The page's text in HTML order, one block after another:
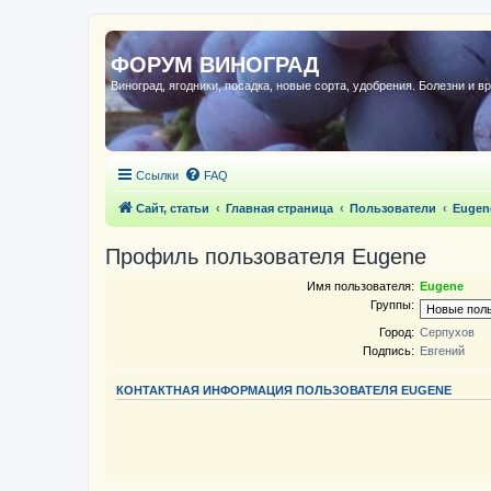
ФОРУМ ВИНОГРАД
Виноград, ягодники, посадка, новые сорта, удобрения. Болезни и
Ссылки FAQ
Сайт, статьи Главная страница Пользователи
Профиль пользователя Eugene
Имя пользователя: Eugene
Группы:
Город: Серпухов
Подпись: Евгений
КОНТАКТНАЯ ИНФОРМАЦИЯ ПОЛЬЗОВАТЕЛЯ EUGENE